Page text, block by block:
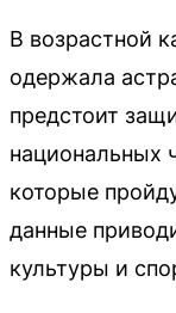
В возрастной
одержала
предстоит
национальных
которые
данные
культуры и